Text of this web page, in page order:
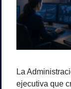
La
ejecutiva que